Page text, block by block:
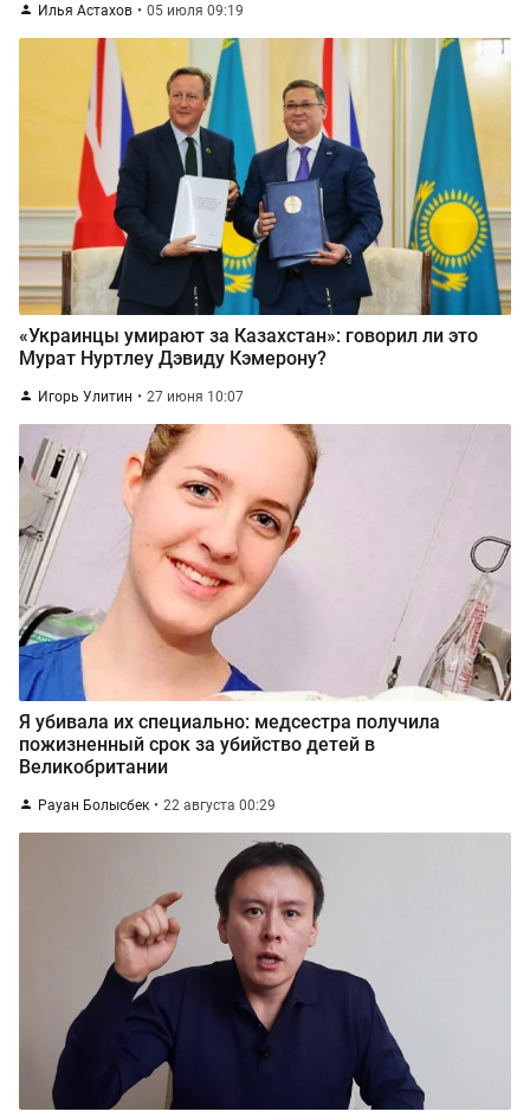
Илья Астахов 05 июля 09:19
«Украинцы умирают за Казахстан»: говорил ли это
Мурат Нуртлеу Дэвиду Кэмерону?
Игорь Улитин 27 июня 10:07
Я убивала их специально: медсестра получила
пожизненный срок за убийство детей в
Великобритании
Рауан Болысбек 22 августа 00:29